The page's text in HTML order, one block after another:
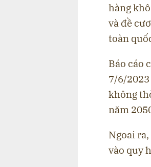
hàng
và đề
toàn
Báo cáo
7/6/
không
năm
Ngoai
vào quy